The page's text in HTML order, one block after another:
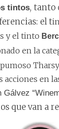
tintos, tanto
el t
y el tinto
en la
en
Gálvez
que van a